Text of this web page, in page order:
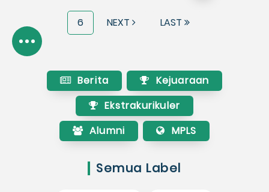
6 NEXT LAST
Berita
Kejuaraan
Ekstrakurikuler
Alumni
MPLS
Semua Label